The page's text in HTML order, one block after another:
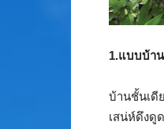
1.แบบบ้า
บ้านชั้นเดี
เสน่ห์ดึงดู